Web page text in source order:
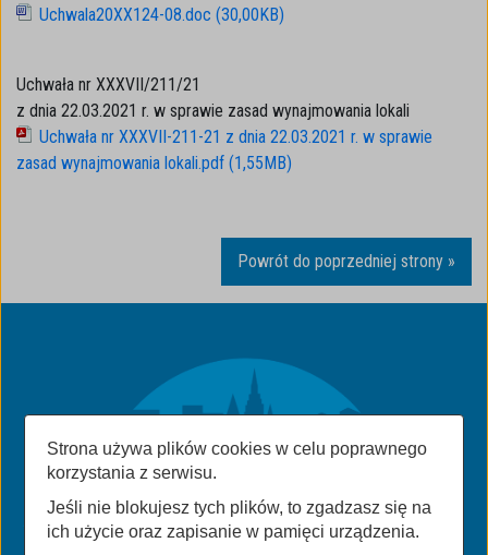
Uchwala20XX124-08.doc (30,00KB)
Uchwała nr XXXVII/211/21
z dnia 22.03.2021 r. w sprawie zasad wynajmowania lokali
Uchwała nr XXXVII-211-21 z dnia 22.03.2021 r. w sprawie
zasad wynajmowania lokali.pdf (1,55MB)
Powrót do poprzedniej strony »
Strona używa plików cookies w celu poprawnego
korzystania z serwisu.
Jeśli nie blokujesz tych plików, to zgadzasz się na
ich użycie oraz zapisanie w pamięci urządzenia.